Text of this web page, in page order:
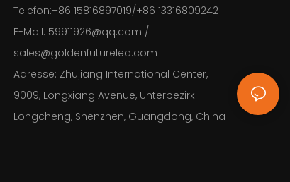
Telefon:+86 15816897019/+86 13316809242
E-Mail: 59911926@qq.com /
sales@goldenfutureled.com
Adresse: Zhujiang International Center,
9009, Longxiang Avenue, Unterbezirk
Longcheng, Shenzhen, Guangdong, China